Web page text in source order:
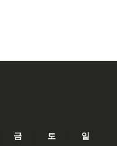
금 토
일